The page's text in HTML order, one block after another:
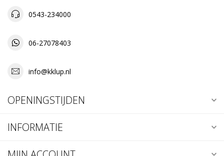
0543-234000
06-27078403
info@kklup.nl
OPENINGSTIJDEN
INFORMATIE